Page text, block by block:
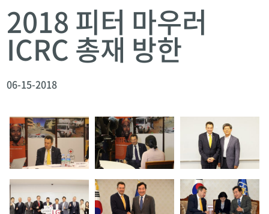
2018 피터 마우러
ICRC 총재 방한
06-15-2018